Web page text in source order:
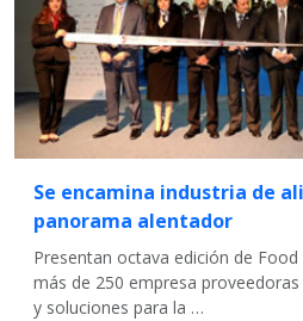
Se encamina industria de
panorama alentador
Presentan octava edición de
más de 250 empresa
y soluciones para la …